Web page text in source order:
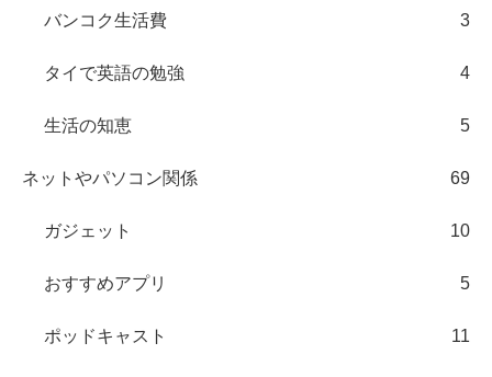
バンコク生活費 3
タイで英語の勉強 4
生活の知恵 5
ネットやパソコン関係 69
ガジェット 10
おすすめアプリ 5
ポッドキャスト 11